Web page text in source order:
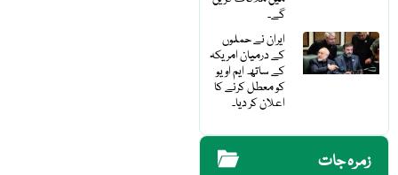
گے۔
ایران نے حملوں
کے درمیان امریکہ
کے ساتھ ایم او یو
کو معطل کرنے کا
اعلان کر دیا۔
زمرہ جات